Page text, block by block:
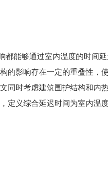
能够通过室内温度的时间延
的影响存在一定的重叠性，
同时考虑建筑围护结构和内
定义综合延迟时间为室内温